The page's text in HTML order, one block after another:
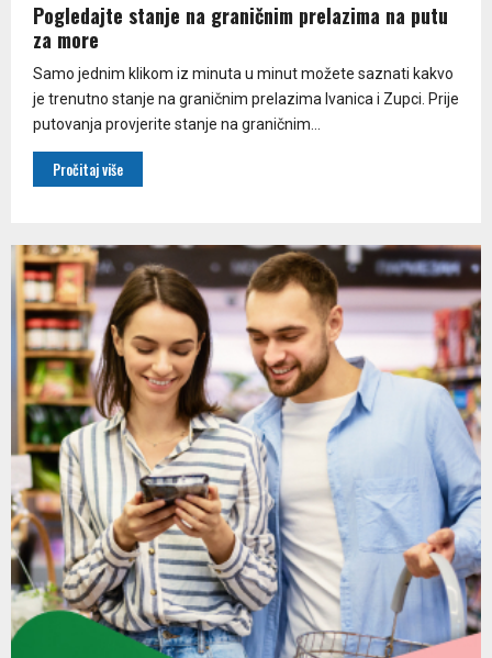
Pogledajte stanje na graničnim prelazima na putu
za more
Samo jednim klikom iz minuta u minut možete saznati kakvo
je trenutno stanje na graničnim prelazima Ivanica i Zupci. Prije
putovanja provjerite stanje na graničnim...
Pročitaj više